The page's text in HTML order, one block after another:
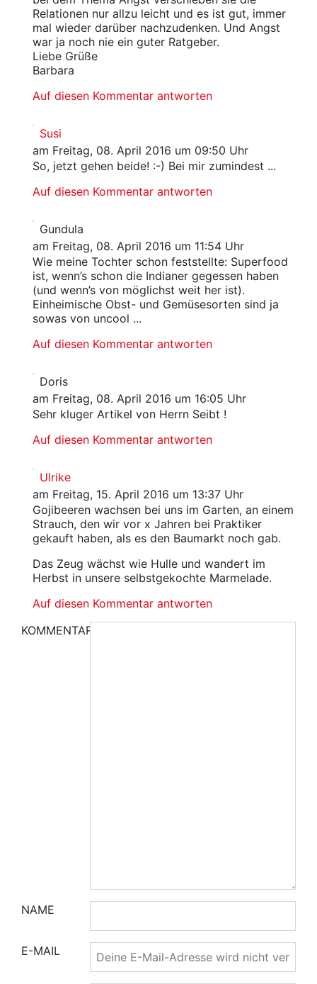
Relationen nur allzu leicht und es ist gut, immer
mal wieder darüber nachzudenken. Und Angst
war ja noch nie ein guter Ratgeber.
Liebe Grüße
Barbara
Auf diesen Kommentar antworten
Susi
am Freitag, 08. April 2016 um 09:50 Uhr
So, jetzt gehen beide! :-) Bei mir zumindest ...
Auf diesen Kommentar antworten
Gundula
am Freitag, 08. April 2016 um 11:54 Uhr
Wie meine Tochter schon feststellte: Superfood
ist, wenn’s schon die Indianer gegessen haben
(und wenn’s von möglichst weit her ist).
Einheimische Obst- und Gemüsesorten sind ja
sowas von uncool ...
Auf diesen Kommentar antworten
Doris
am Freitag, 08. April 2016 um 16:05 Uhr
Sehr kluger Artikel von Herrn Seibt !
Auf diesen Kommentar antworten
Ulrike
am Freitag, 15. April 2016 um 13:37 Uhr
Gojibeeren wachsen bei uns im Garten, an einem
Strauch, den wir vor x Jahren bei Praktiker
gekauft haben, als es den Baumarkt noch gab.
Das Zeug wächst wie Hulle und wandert im
Herbst in unsere selbstgekochte Marmelade.
Auf diesen Kommentar antworten
KOMMENTAR
NAME
E-MAIL